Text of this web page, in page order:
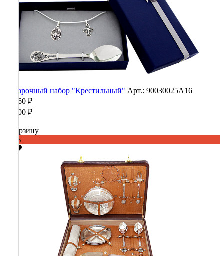
Подарочный набор "Крестильный" Арт.: 90030025А16
12 360 ₽
30 900 ₽
В корзину
-60%